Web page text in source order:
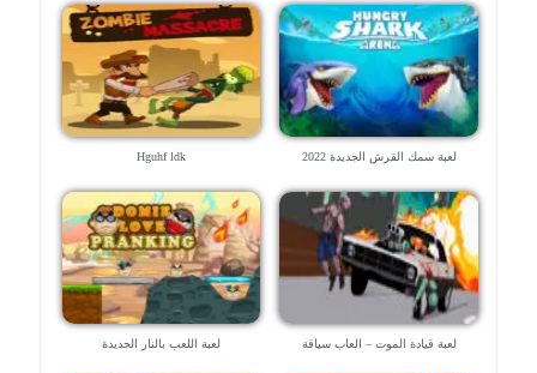
لعبة سمك القرش الجديدة 2022 Hguhf ldk
لعبة قيادة الموت – العاب سياقة لعبة اللعب بالنار الجديدة